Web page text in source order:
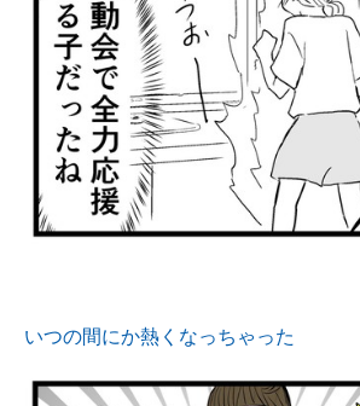
いつの間にか熱くなっちゃった